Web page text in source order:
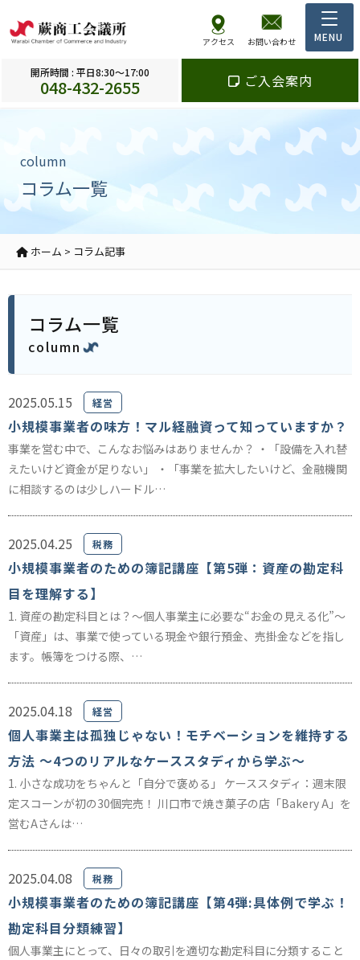
アクセス お問い合わせ
開所時間 : 平日8:30～17:00
048-432-2655 ご入会案内
column
コラム一覧
ホーム > コラム記事
コラム一覧
column
2025.05.15 経営
小規模事業者の味方！マル経融資って知っていますか？
事業を営む中で、こんなお悩みはありませんか？ ・「設備を入れ替
えたいけど資金が足りない」 ・「事業を拡大したいけど、金融機関
に相談するのは少しハードル…
2025.04.25 税務
小規模事業者のための簿記講座【第5弾：資産の勘定科
目を理解する】
1. 資産の勘定科目とは？～個人事業主に必要な“お金の見える化”～
「資産」は、事業で使っている現金や銀行預金、売掛金などを指し
ます。帳簿をつける際、…
2025.04.18 経営
個人事業主は孤独じゃない！モチベーションを維持する
方法 ～4つのリアルなケーススタディから学ぶ～
1. 小さな成功をちゃんと「自分で褒める」 ケーススタディ：週末限
定スコーンが初の30個完売！ 川口市で焼き菓子の店「Bakery A」を
営むAさんは…
2025.04.08 税務
小規模事業者のための簿記講座【第4弾:具体例で学ぶ！
勘定科目分類練習】
個人事業主にとって、日々の取引を適切な勘定科目に分類すること